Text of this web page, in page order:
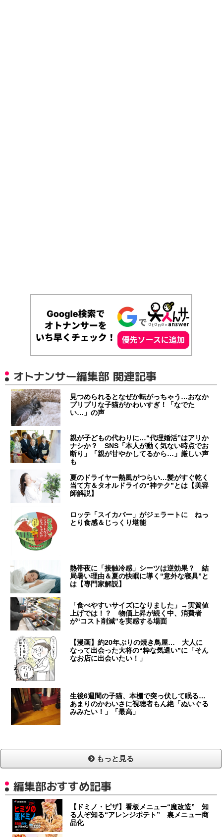
オトナンサー編集部 関連記事
見つめられるとなぜか転がっちゃう…おなか
プリプリな子猫がかわいすぎ！「なでた
い…」の声
親が子どもの代わりに…“代理婚活”はアリか
ナシか？ SNS「本人が動く気ない時点でお
断り」「親が甘やかしてるから…」厳しい声
も
夏のドライヤー熱風がつらい…髪がすぐ乾く
当て方＆タオルドライの“神テク”とは【美容
師解説】
ロッテ「スイカバー」がジェラートに ねっ
とり食感＆じっくり堪能
熱帯夜に「接触冷感」シーツは逆効果？ 結
局暑い理由＆夏の快眠に導く“意外な寝具”と
は【専門家解説】
「食べやすいサイズになりました」→実質値
上げでは！？ 物価上昇が続く中、消費者
が“コスト削減”を実感する場面
【漫画】約20年ぶりの焼き鳥屋… 大人に
なって出会った大将の“粋な気遣い”に「そん
なお店に出会いたい！」
生後6週間の子猫、本棚で突っ伏して眠る…
あまりのかわいさに視聴者もん絶「ぬいぐる
みみたい！」「最高」
もっと見る
編集部おすすめ記事
【ドミノ・ピザ】看板メニュー“魔改造” 知
る人ぞ知る“アレンジポテト” 裏メニュー商
品化